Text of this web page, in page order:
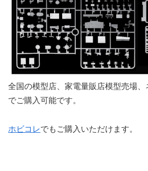
全国の模型店、家電量販店模型売場
でご購入可能です。
ホビコレでもご購入いただけます。